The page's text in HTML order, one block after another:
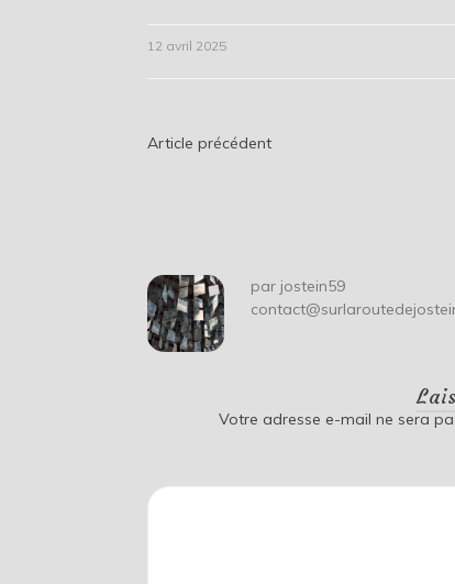
12 avril 2025
Navigation
Article précédent
par jostein59
Votre adresse e-mail ne sera